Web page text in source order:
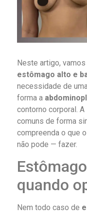
Neste artigo,
estômago alto e
necessidade de
forma a
contorno corporal.
comuns de forma
compreenda o que
não pode — fazer.
quando
Nem todo caso de